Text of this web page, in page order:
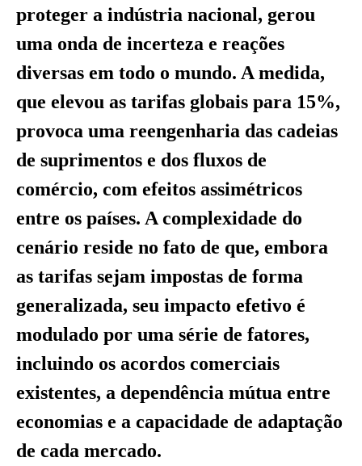
proteger a indústria nacional, gerou
uma onda de incerteza e reações
diversas em todo o mundo. A medida,
que elevou as tarifas globais para 15%,
provoca uma reengenharia das cadeias
de suprimentos e dos fluxos de
comércio, com efeitos assimétricos
entre os países. A complexidade do
cenário reside no fato de que, embora
as tarifas sejam impostas de forma
generalizada, seu impacto efetivo é
modulado por uma série de fatores,
incluindo os acordos comerciais
existentes, a dependência mútua entre
economias e a capacidade de adaptação
de cada mercado.